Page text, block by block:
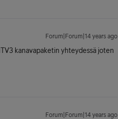
Forum|Forum|14 years ago
kanavapaketin yhteydessä joten
Forum|Forum|14 years ago